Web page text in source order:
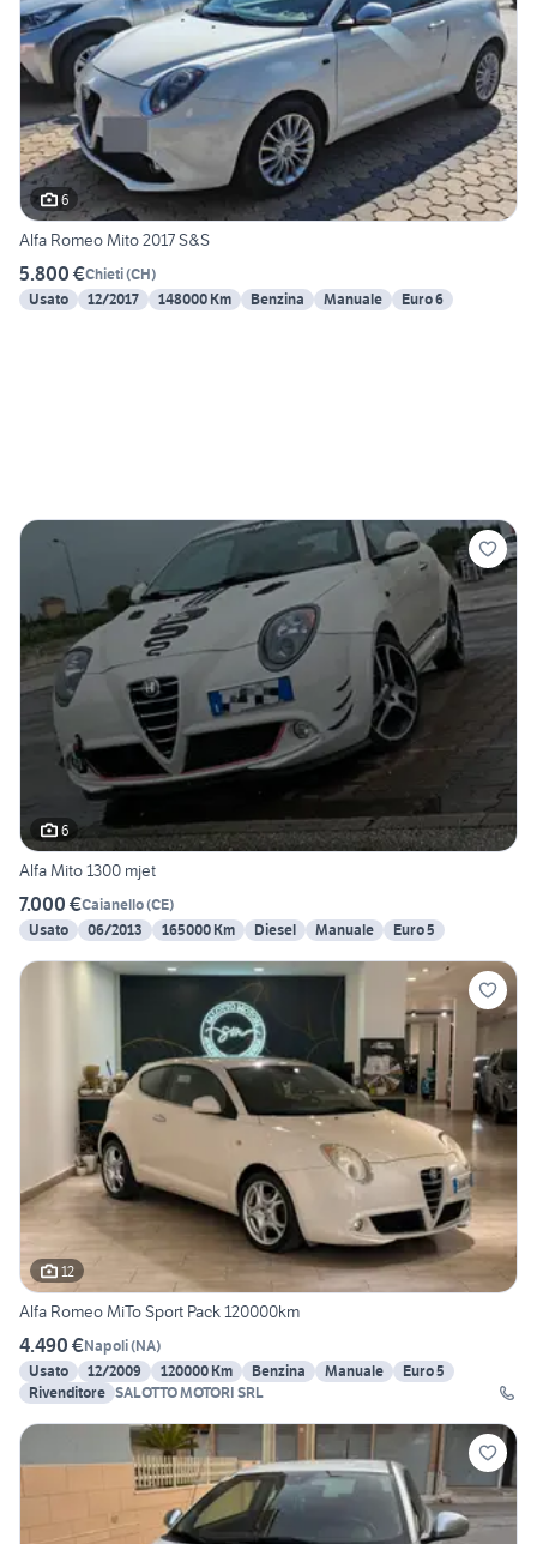
6
Alfa Romeo Mito 2017 S&S
5.800 €Chieti(CH)
Usato
12/2017 148000 Km Benzina Manuale Euro 6
6
Alfa Mito 1300 mjet
7.000 €Caianello(CE)
Usato
06/2013 165000 Km Diesel Manuale Euro 5
12
Alfa Romeo MiTo Sport Pack 120000km
4.490 €Napoli(NA)
Usato
12/2009 120000 Km Benzina Manuale
Euro 5
Rivenditore SALOTTO MOTORI SRL